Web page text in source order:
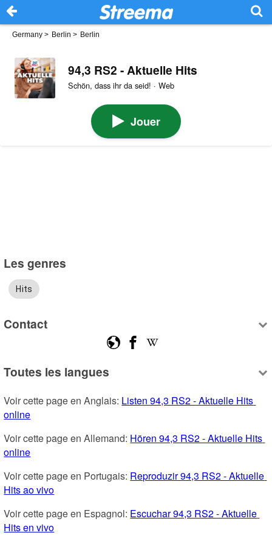
Germany > Berlin > Berlin
94,3 RS2 - Aktuelle Hits
Schön, dass ihr da seid! · Web
Jouer
Les genres
Hits
Contact
Toutes les langues
Voir cette page en Anglais: Listen 94,3 RS2 - Aktuelle Hits
online
Voir cette page en Allemand: Hören 94,3 RS2 - Aktuelle Hits
online
Voir cette page en Portugais: Reproduzir 94,3 RS2 - Aktuelle
Hits ao vivo
Voir cette page en Espagnol: Escuchar 94,3 RS2 - Aktuelle
Hits en vivo